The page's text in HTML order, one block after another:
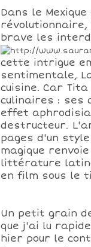
Dans le
révolutionnaire,
brave les
cette intrigue
sentimentale,
cuisine. Car
culinaires : ses
effet
destructeur.
pages d'un
magique
littérature
en film sous le
Un petit grain
que j'ai lu
hier pour le